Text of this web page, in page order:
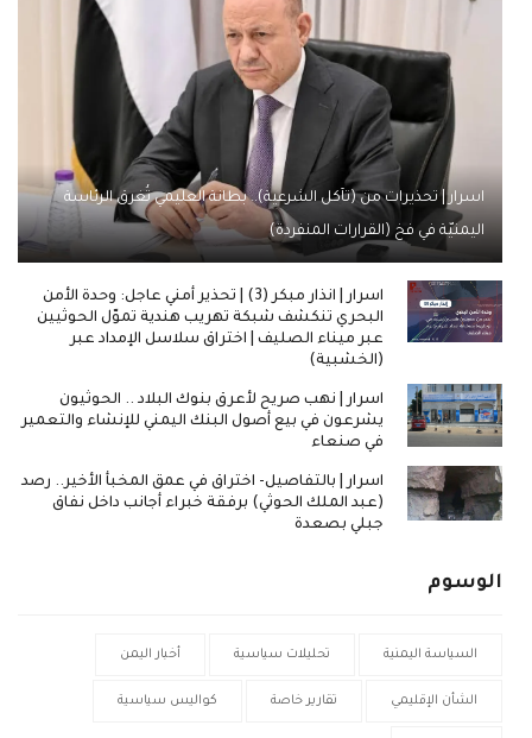
اسرار | تحذيرات من (تآكل الشرعية).. بطانة العليمي تُغرق الرئاسة
اليمنيّة في فخ (القرارات المنفردة)
اسرار | انذار مبكر (3) | تحذير أمني عاجل: وحدة الأمن
البحري تنكشف شبكة تهريب هندية تموّل الحوثيين
عبر ميناء الصليف | اختراق سلاسل الإمداد عبر
(الخشبية)
اسرار | نهب صريح لأعرق بنوك البلاد .. الحوثيون
يشرعون في بيع أصول البنك اليمني للإنشاء والتعمير
في صنعاء
اسرار | بالتفاصيل- اختراق في عمق المخبأ الأخير.. رصد
(عبد الملك الحوثي) برفقة خبراء أجانب داخل نفاق
جبلي بصعدة
الوسوم
السياسة اليمنية تحليلات سياسية أخبار اليمن
الشأن الإقليمي تقارير خاصة كواليس سياسية